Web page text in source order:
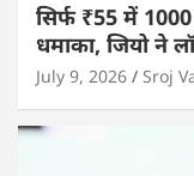
सिर्फ ₹55 में
धमाका, जियो ने
July 9, 2026 Sroj